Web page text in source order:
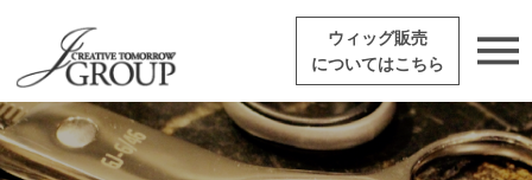
ウィッグ販売
についてはこちら